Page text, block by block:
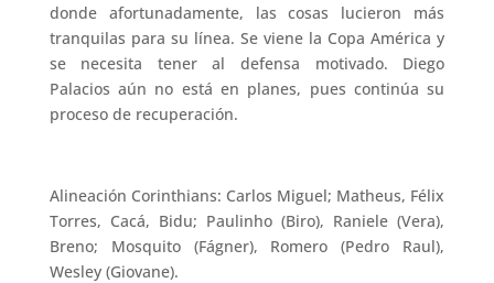
donde afortunadamente, las cosas lucieron más
tranquilas para su línea. Se viene la Copa América y
se necesita tener al defensa motivado. Diego
Palacios aún no está en planes, pues continúa su
proceso de recuperación.
Alineación Corinthians: Carlos Miguel; Matheus, Félix
Torres, Cacá, Bidu; Paulinho (Biro), Raniele (Vera),
Breno; Mosquito (Fágner), Romero (Pedro Raul),
Wesley (Giovane).